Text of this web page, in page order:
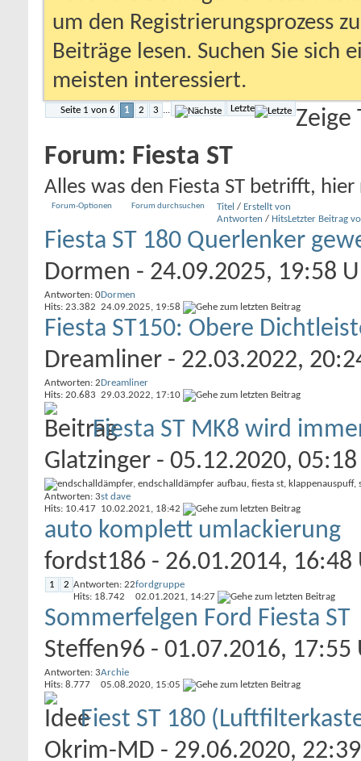
um den Registrierungsprozess
Beiträge lesen. Suchen Sie sich
meisten interessiert.
Seite 1 von 6 1 2 3 ... Letzte Zeige
Forum: Fiesta ST
Alles was den Fiesta ST betrifft,
Forum-Optionen Forum durchsuchen Titel / Erstellt von
Antworten / HitsLetzter Beitrag
Fiesta ST 180 Querlenker
Dormen - 24.09.2025, 19:58
Antworten: 0
Hits: 23.382
Dormen
24.09.2025, 19:58
Fiesta ST150: Obere
Dreamliner - 22.03.2022,
Antworten: 2
Hits: 20.683
Dreamliner
29.03.2022, 17:10
Fiesta ST MK8 wird
Glatzinger - 05.12.2020,
Antworten: 3
Hits: 10.417
st dave
10.02.2021, 18:42
auto komplett umlackierung
fordst186 - 26.01.2014, 16:48
1 2 Antworten: 22
Hits: 18.742
fordgruppe
02.01.2021, 14:27
Sommerfelgen Ford Fiesta ST
Steffen96 - 01.07.2016, 17:55
Antworten: 3
Hits: 8.777
Archie
05.08.2020, 15:05
Fiest ST 180
Okrim-MD - 29.06.2020,